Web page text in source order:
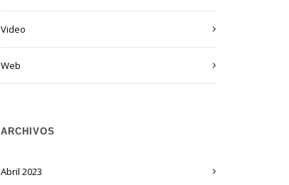
Video
Web
ARCHIVOS
abril 2023